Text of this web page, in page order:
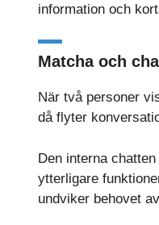
information och
Matcha och
När två personer
då flyter
Den interna
ytterligare
undviker behovet